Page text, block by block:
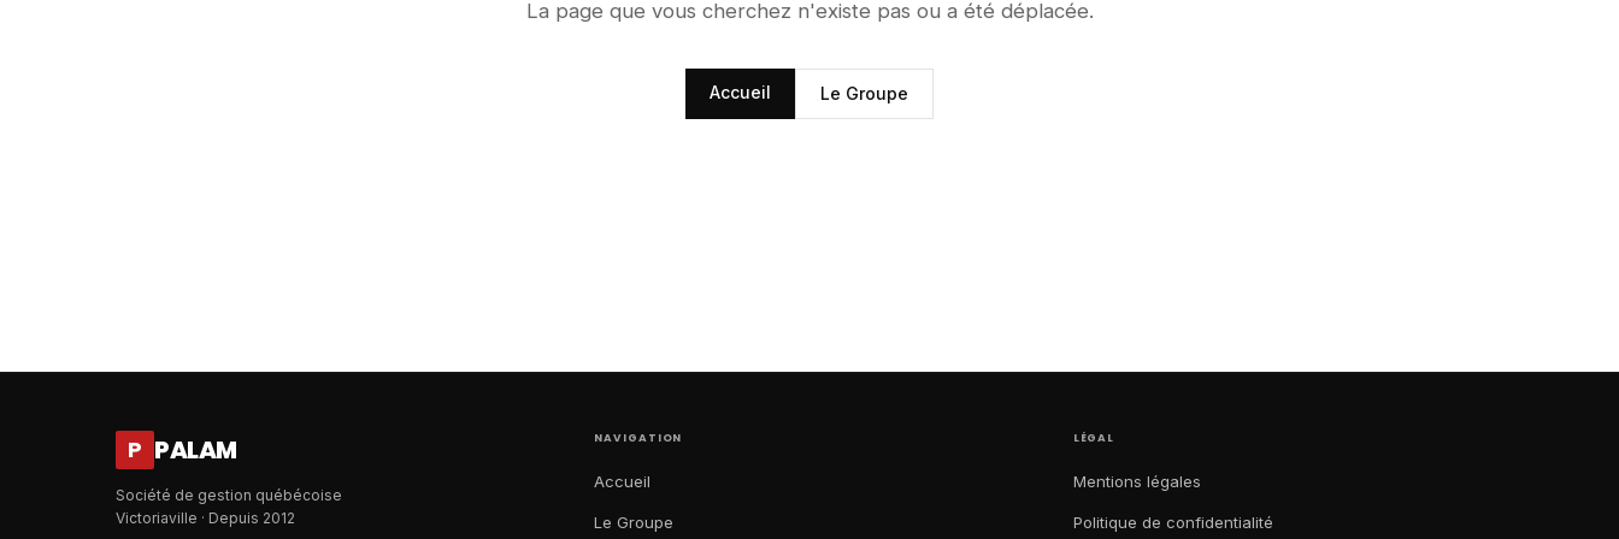
La page que vous cherchez n'existe pas ou a été déplacée.
Accueil Le Groupe
P PALAM
Société de gestion québécoise
Victoriaville · Depuis 2012
NAVIGATION
Accueil
Le Groupe
LÉGAL
Mentions légales
Politique de confidentialité